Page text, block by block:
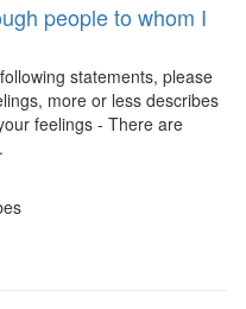
people to whom I
statements, please
more or less describes
feelings - There are